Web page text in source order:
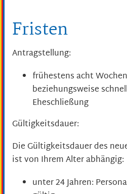
Fristen
Antragstellung:
frühestens acht
beziehungsweise
Eheschließung
Gültigkeitsdauer:
Die Gültigkeitsdauer des
ist von Ihrem Alter abhängig:
unter 24 Jahren: